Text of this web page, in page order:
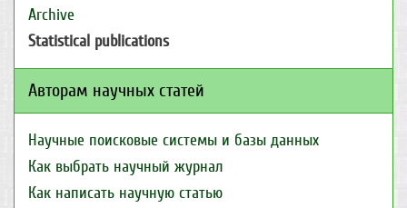
Archive
Statistical publications
Авторам научных статей
Научные поисковые системы и базы данных
Как выбрать научный журнал
Как написать научную статью